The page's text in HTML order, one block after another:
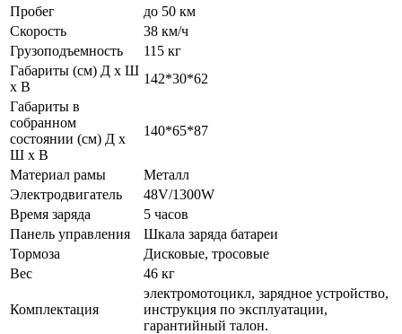
Пробег
до 50 км
Скорость
38 км/ч
Грузоподъемность
115 кг
Габариты (см) Д x Ш
x В
142*30*62
Габариты в
собранном
состоянии (см) Д x
Ш x В
140*65*87
Материал рамы
Металл
Электродвигатель
48V/1300W
Время заряда
5 часов
Панель управления
Шкала заряда батареи
Тормоза
Дисковые, тросовые
Вес
46 кг
Комплектация
электромотоцикл, зарядное устройство,
инструкция по эксплуатации,
гарантийный талон.